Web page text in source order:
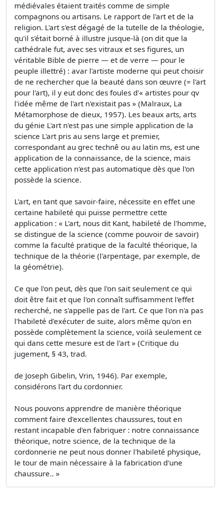
médiévales étaient traités comme de simple
compagnons ou artisans. Le rapport de l'art et de la
religion. L'art s'est dégagé de la tutelle de la théologie,
qu'il s'était borné à illustre jusque-là (on dit que la
cathédrale fut, avec ses vitraux et ses figures, un
véritable Bible de pierre — et de verre — pour le
peuple illettré) : avar l'artiste moderne qui peut choisir
de ne rechercher que la beauté dans son œuvre (= l'art
pour l'art), il y eut donc des foules d'« artistes pour qv
l'idée même de l'art n'existait pas » (Malraux, La
Métamorphose de dieux, 1957). Les beaux arts, arts
du génie L'art n'est pas une simple application de la
science L'art pris au sens large et premier,
correspondant au grec technê ou au latin ms, est une
application de la connaissance, de la science, mais
cette application n'est pas automatique dès que l'on
possède la science.
L'art, en tant que savoir-faire, nécessite en effet une
certaine habileté qui puisse permettre cette
application : « L'art, nous dit Kant, habileté de l'homme,
se distingue de la science (comme pouvoir de savoir)
comme la faculté pratique de la faculté théorique, la
technique de la théorie (l'arpentage, par exemple, de
la géométrie).
Ce que l'on peut, dès que l'on sait seulement ce qui
doit être fait et que l'on connaît suffisamment l'effet
recherché, ne s'appelle pas de l'art. Ce que l'on n'a pas
l'habileté d'exécuter de suite, alors même qu'on en
possède complètement la science, voilà seulement ce
qui dans cette mesure est de l'art » (Critique du
jugement, § 43, trad.
de Joseph Gibelin, Vrin, 1946). Par exemple,
considérons l'art du cordonnier.
Nous pouvons apprendre de manière théorique
comment faire d'excellentes chaussures, tout en
restant incapable d'en fabriquer : notre connaissance
théorique, notre science, de la technique de la
cordonnerie ne peut nous donner l'habileté physique,
le tour de main nécessaire à la fabrication d'une
chaussure.. »